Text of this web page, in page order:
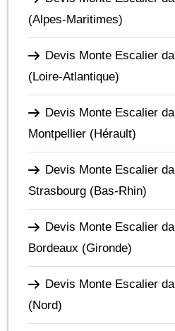
(Alpes-Maritimes)
Devis Monte Escalier
(Loire-Atlantique)
Devis Monte Escalier
Montpellier (Hérault)
Devis Monte Escalier
Strasbourg (Bas-Rhin)
Devis Monte Escalier
Bordeaux (Gironde)
Devis Monte Escalier
(Nord)